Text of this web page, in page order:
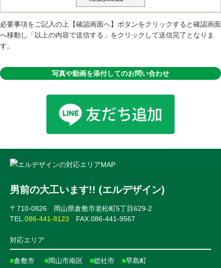
必要事項をご記入の上【確認画面へ】ボタンをクリックすると確認画面
へ移動し「以上の内容で送信する」をクリックして送信完了となりま
す。
写真や動画を添付してのお問い合わせ
男前の大工います!! (エルデザイン)
〒710-0826 岡山県倉敷市老松町5丁目629-2
TEL.086-441-8123 FAX.086-441-9567
対応エリア
■倉敷市 ■岡山市南区
■総社市
■早島町